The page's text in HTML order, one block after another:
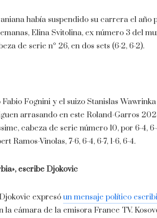
había suspendido su carrera el año
Elina Svitolina, ex número 3 del
de serie n° 26, en dos sets (6-2, 6-2).
Fabio Fognini y el suizo Stanislas
arrasando en este Roland-Garros
cabeza de serie número 10, por 6-4,
Ramos-Vinolas, 7-6, 6-4, 6-7, 1-6, 6-4.
escribe Djokovic
expresó un mensaje político
la cámara de la emisora ​​France TV.